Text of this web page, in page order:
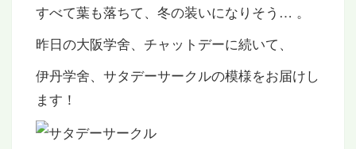
すべて葉も落ちて、冬の装いになりそう… 。
昨日の大阪学舍、チャットデーに続いて、
伊丹学舍、サタデーサークルの模様をお届けし
ます！